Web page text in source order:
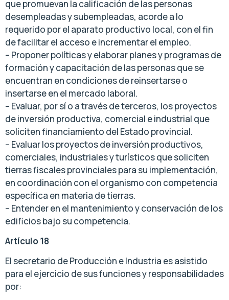
que promuevan la calificación de las personas
desempleadas y subempleadas, acorde a lo
requerido por el aparato productivo local, con el fin
de facilitar el acceso e incrementar el empleo.
– Proponer políticas y elaborar planes y programas de
formación y capacitación de las personas que se
encuentran en condiciones de reinsertarse o
insertarse en el mercado laboral.
– Evaluar, por sí o a través de terceros, los proyectos
de inversión productiva, comercial e industrial que
soliciten financiamiento del Estado provincial.
– Evaluar los proyectos de inversión productivos,
comerciales, industriales y turísticos que soliciten
tierras fiscales provinciales para su implementación,
en coordinación con el organismo con competencia
específica en materia de tierras.
– Entender en el mantenimiento y conservación de los
edificios bajo su competencia.
Artículo 18
El secretario de Producción e Industria es asistido
para el ejercicio de sus funciones y responsabilidades
por: